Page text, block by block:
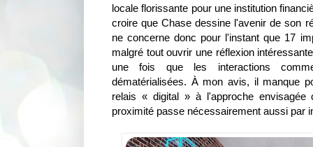
locale florissante pour une institution
croire que Chase dessine l'avenir de son
ne concerne donc pour l'instant que 17
malgré tout ouvrir une réflexion
une fois que les interactions
dématérialisées. À mon avis, il manque
relais « digital » à l'approche
proximité passe nécessairement aussi par